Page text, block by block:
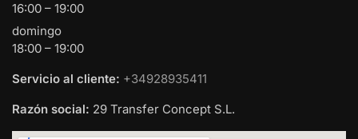
16:00 – 19:00
domingo
18:00 – 19:00
Servicio al cliente: +34928935411
Razón social: 29 Transfer Concept S.L.